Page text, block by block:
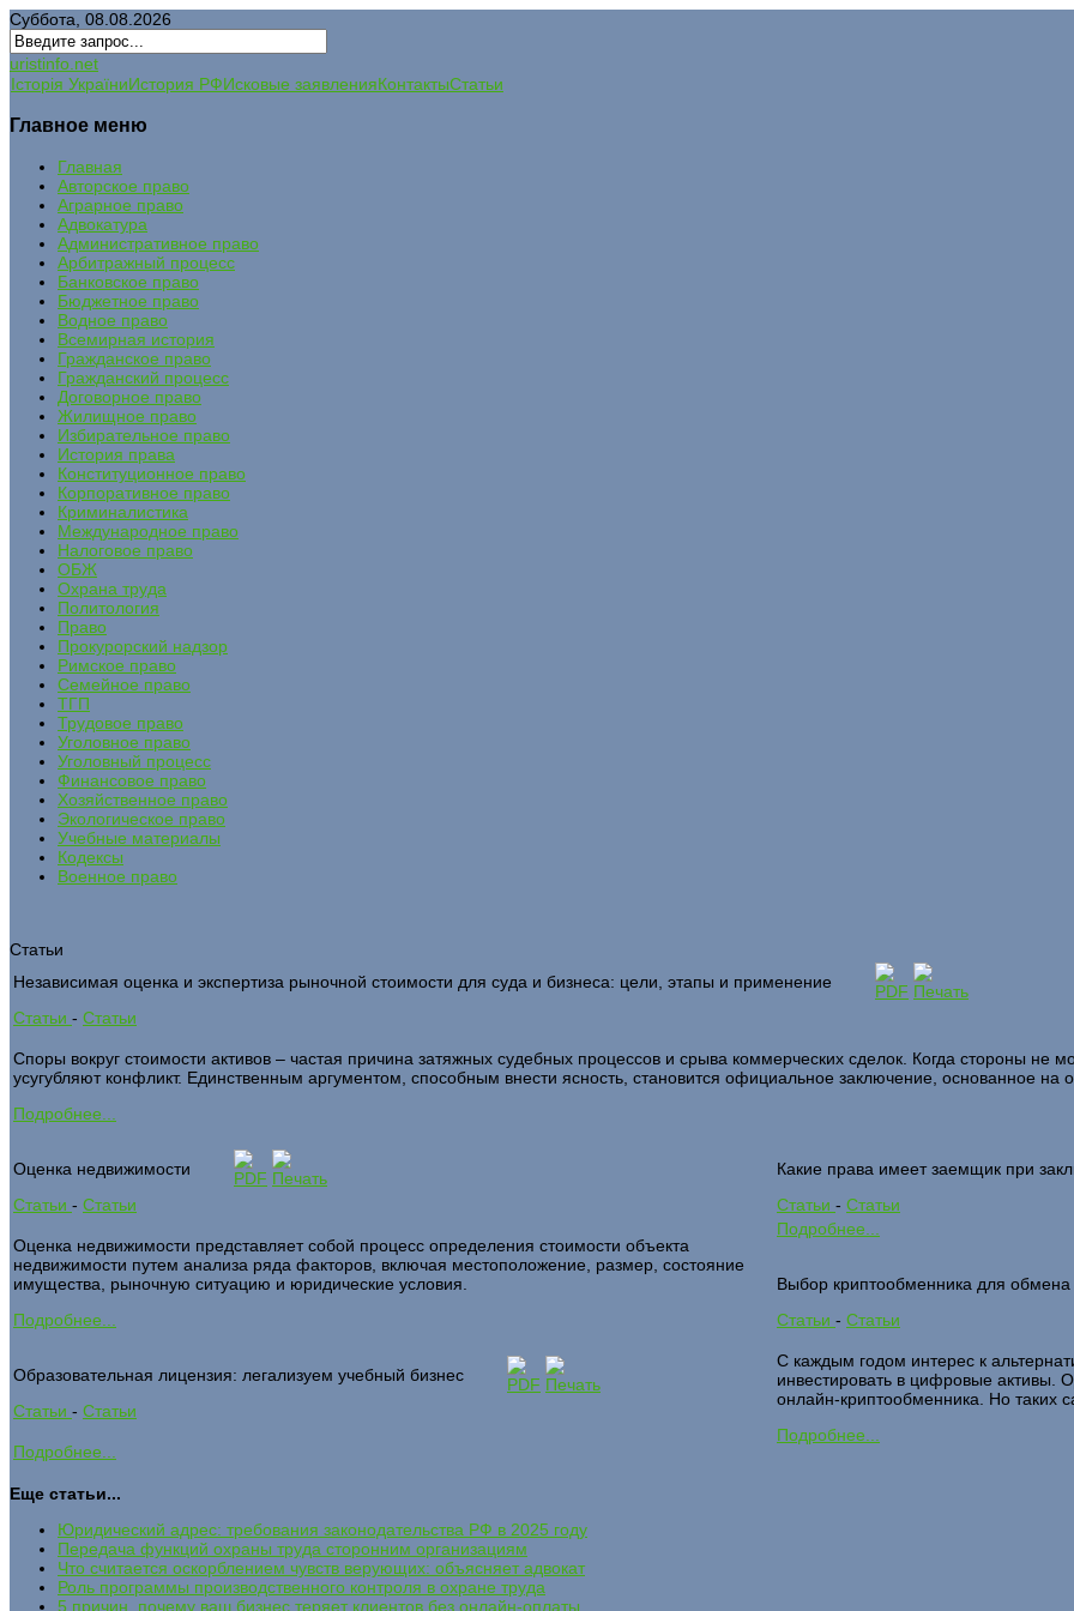
Суббота, 08.08.2026
uristinfo.net
Історія УкраїниИстория РФИсковые заявленияКонтактыСтатьи
Главное меню
Главная
Авторское право
Аграрное право
Адвокатура
Административное право
Арбитражный процесс
Банковское право
Бюджетное право
Водное право
Всемирная история
Гражданское право
Гражданский процесс
Договорное право
Жилищное право
Избирательное право
История права
Конституционное право
Корпоративное право
Криминалистика
Международное право
Налоговое право
ОБЖ
Охрана труда
Политология
Право
Прокурорский надзор
Римское право
Семейное право
ТГП
Трудовое право
Уголовное право
Уголовный процесс
Финансовое право
Хозяйственное право
Экологическое право
Учебные материалы
Кодексы
Военное право
Статьи
Независимая оценка и экспертиза рыночной стоимости для суда и бизнеса: цели, этапы и применение
Статьи - Статьи
Споры вокруг стоимости активов – частая причина затяжных судебных процессов и срыва коммерческих сделок. Когда стороны не
усугубляют конфликт. Единственным аргументом, способным внести ясность, становится официальное заключение, основанное на
Подробнее...
Оценка недвижимости
Статьи - Статьи
Оценка недвижимости представляет собой процесс определения стоимости объекта
недвижимости путем анализа ряда факторов, включая местоположение, размер, состояние
имущества, рыночную ситуацию и юридические условия.
Подробнее...
Образовательная лицензия: легализуем учебный бизнес
Статьи - Статьи
Подробнее...
Какие права имеет заемщик при
Статьи - Статьи
Подробнее...
Выбор криптообменника для
Статьи - Статьи
С каждым годом интерес к
инвестировать в цифровые активы.
онлайн-криптообменника. Но таких
Подробнее...
Еще статьи...
Юридический адрес: требования законодательства РФ в 2025 году
Передача функций охраны труда сторонним организациям
Что считается оскорблением чувств верующих: объясняет адвокат
Роль программы производственного контроля в охране труда
5 причин, почему ваш бизнес теряет клиентов без онлайн-оплаты